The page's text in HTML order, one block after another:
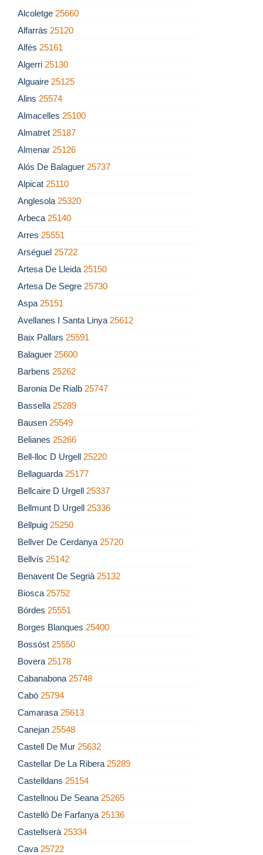
Alcoletge 25660
Alfarràs 25120
Alfés 25161
Algerri 25130
Alguaire 25125
Alins 25574
Almacelles 25100
Almatret 25187
Almenar 25126
Alós De Balaguer 25737
Alpicat 25110
Anglesola 25320
Arbeca 25140
Arres 25551
Arséguel 25722
Artesa De Lleida 25150
Artesa De Segre 25730
Aspa 25151
Avellanes I Santa Linya 25612
Baix Pallars 25591
Balaguer 25600
Barbens 25262
Baronia De Rialb 25747
Bassella 25289
Bausen 25549
Belianes 25266
Bell-lloc D Urgell 25220
Bellaguarda 25177
Bellcaire D Urgell 25337
Bellmunt D Urgell 25336
Bellpuig 25250
Bellver De Cerdanya 25720
Bellvís 25142
Benavent De Segrià 25132
Biosca 25752
Bórdes 25551
Borges Blanques 25400
Bossóst 25550
Bovera 25178
Cabanabona 25748
Cabó 25794
Camarasa 25613
Canejan 25548
Castell De Mur 25632
Castellar De La Ribera 25289
Castelldans 25154
Castellnou De Seana 25265
Castelló De Farfanya 25136
Castellserà 25334
Cava 25722